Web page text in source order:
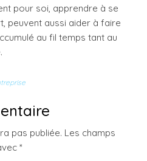
pour soi, apprendre à se
peuvent aussi aider à faire
au fil temps tant au
pas publiée. Les champs
*